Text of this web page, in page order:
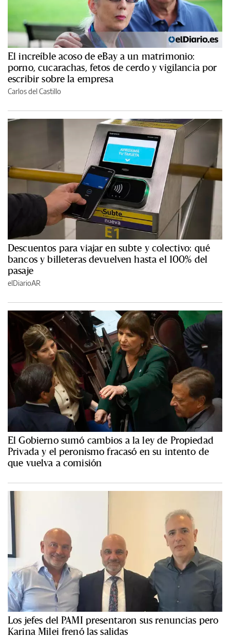
El increíble acoso de eBay a un matrimonio:
porno, cucarachas, fetos de cerdo y vigilancia por
escribir sobre la empresa
Carlos del Castillo
Descuentos para viajar en subte y colectivo: qué
bancos y billeteras devuelven hasta el 100% del
pasaje
elDiarioAR
El Gobierno sumó cambios a la ley de Propiedad
Privada y el peronismo fracasó en su intento de
que vuelva a comisión
Los jefes del PAMI presentaron sus renuncias pero
Karina Milei frenó las salidas